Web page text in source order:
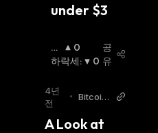
under $3
상
승
0
하락세: 0
공
유
4년
전
•
Bitcoin.
A Look at